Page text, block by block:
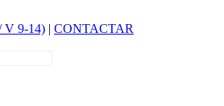
V 9-14) | CONTACTAR